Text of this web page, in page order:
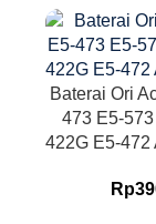
Baterai Ori
473 E5-
422G E5-472
Rp